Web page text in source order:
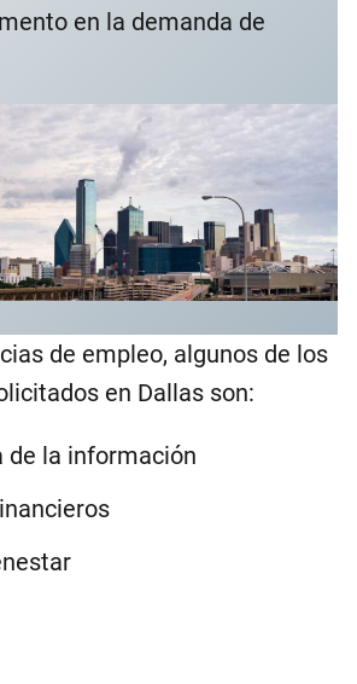
en la demanda de
de empleo, algunos de los
en Dallas son:
de la información